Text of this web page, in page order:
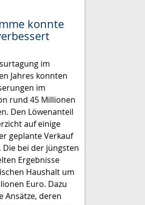
konnte
im
Jahres konnten
im
rund 45 Millionen
Den Löwenanteil
auf einige
geplante Verkauf
Die bei der jüngsten
Ergebnisse
Haushalt um
Euro. Dazu
Ansätze, deren